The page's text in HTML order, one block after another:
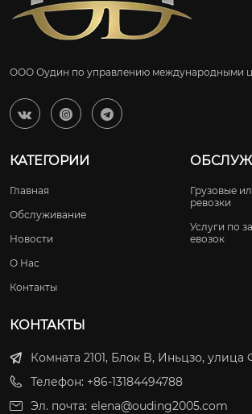
ООО Оудин по управлению международными
  
КАТЕГОРИИ
Главная
Обслуживание
Новости
О Нас
Контакты
Грузовые
ревозки
Услуги по
евозок
КОНТАКТЫ
Комната 2101, Блок B, Иньцзо, улица
Телефон: +86-13184494788
Эл. почта: elena@ouding2005.com